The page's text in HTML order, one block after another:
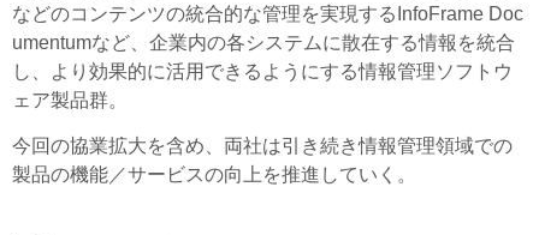
などのコンテンツの統合的な管理を実現するInfoFrame Doc
umentumなど、企業内の各システムに散在する情報を統合
し、より効果的に活用できるようにする情報管理ソフトウ
ェア製品群。
今回の協業拡大を含め、両社は引き続き情報管理領域での
製品の機能／サービスの向上を推進していく。